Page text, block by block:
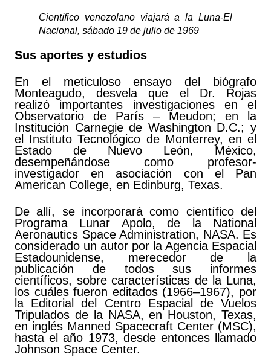
Científico venezolano viajará a la Luna-El
Nacional, sábado 19 de julio de 1969
Sus aportes y estudios
En el meticuloso ensayo del biógrafo
Monteagudo, desvela que el Dr. Rojas
realizó importantes investigaciones en el
Observatorio de París – Meudon; en la
Institución Carnegie de Washington D.C.; y
el Instituto Tecnológico de Monterrey, en el
Estado de Nuevo León, México,
desempeñándose como profesor-
investigador en asociación con el Pan
American College, en Edinburg, Texas.
De allí, se incorporará como científico del
Programa Lunar Apolo, de la National
Aeronautics Space Administration, NASA. Es
considerado un autor por la Agencia Espacial
Estadounidense, merecedor de la
publicación de todos sus informes
científicos, sobre características de la Luna,
los cuáles fueron editados (1966–1967), por
la Editorial del Centro Espacial de Vuelos
Tripulados de la NASA, en Houston, Texas,
en inglés Manned Spacecraft Center (MSC),
hasta el año 1973, desde entonces llamado
Johnson Space Center.